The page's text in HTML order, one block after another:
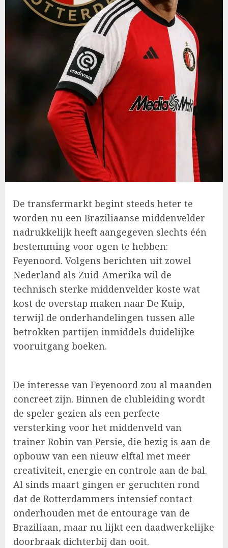
De transfermarkt begint steeds heter te
worden nu een Braziliaanse middenvelder
nadrukkelijk heeft aangegeven slechts één
bestemming voor ogen te hebben:
Feyenoord. Volgens berichten uit zowel
Nederland als Zuid-Amerika wil de
technisch sterke middenvelder koste wat
kost de overstap maken naar De Kuip,
terwijl de onderhandelingen tussen alle
betrokken partijen inmiddels duidelijke
vooruitgang boeken.
De interesse van Feyenoord zou al maanden
concreet zijn. Binnen de clubleiding wordt
de speler gezien als een perfecte
versterking voor het middenveld van
trainer Robin van Persie, die bezig is aan de
opbouw van een nieuw elftal met meer
creativiteit, energie en controle aan de bal.
Al sinds maart gingen er geruchten rond
dat de Rotterdammers intensief contact
onderhouden met de entourage van de
Braziliaan, maar nu lijkt een daadwerkelijke
doorbraak dichterbij dan ooit.